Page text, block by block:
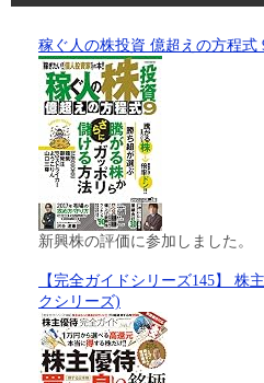
稼ぐ人の株投資 億超えの方程式
新興株の評価に参加しました。
【完全ガイドシリーズ145】 株
クシリーズ)